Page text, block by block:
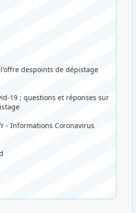
despoints de dépistage
19 ; questions et réponses sur
- Informations Coronavirus